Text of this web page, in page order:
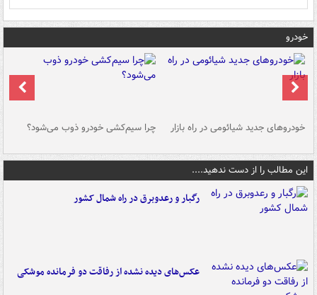
خودرو
خودروهای جدید شیائومی در راه بازار چرا سیم‌کشی خودرو ذوب می‌شود؟
این مطالب را از دست ندهید....
رگبار و رعدوبرق در راه شمال کشور
عکس‌های دیده نشده از رفاقت دو فرمانده‌ موشکی